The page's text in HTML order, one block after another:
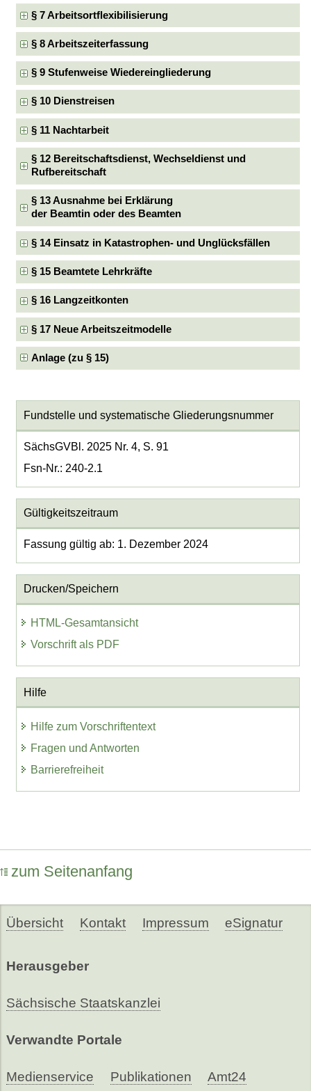
§ 7 Arbeitsortflexibilisierung
§ 8 Arbeitszeiterfassung
§ 9 Stufenweise Wiedereingliederung
§ 10 Dienstreisen
§ 11 Nachtarbeit
§ 12 Bereitschaftsdienst, Wechseldienst und
Rufbereitschaft
§ 13 Ausnahme bei Erklärung
der Beamtin oder des Beamten
§ 14 Einsatz in Katastrophen- und Unglücksfällen
§ 15 Beamtete Lehrkräfte
§ 16 Langzeitkonten
§ 17 Neue Arbeitszeitmodelle
Anlage (zu § 15)
Fundstelle und systematische Gliederungsnummer
SächsGVBl. 2025 Nr. 4, S. 91
Fsn-Nr.: 240-2.1
Gültigkeitszeitraum
Fassung gültig ab: 1. Dezember 2024
Drucken/Speichern
HTML-Gesamtansicht
Vorschrift als PDF
Hilfe
Hilfe zum Vorschriftentext
Fragen und Antworten
Barrierefreiheit
zum Seitenanfang
Übersicht Kontakt Impressum eSignatur
Herausgeber
Sächsische Staatskanzlei
Verwandte Portale
Medienservice Publikationen Amt24